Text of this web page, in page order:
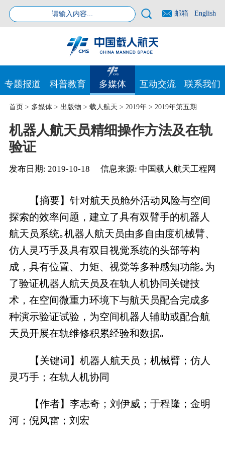
邮箱 English
专题报道 科普教育 多媒体 互动交流 联系我们
首页> 多媒体> 出版物 > 载人航天 > 2019年> 2019年第五期
机器人航天员精细操作方法及在轨
验证
发布日期: 2019-10-18 信息来源: 中国载人航天工程网
【摘要】针对航天员舱外活动风险与空间
探索的效率问题，建立了具有双臂手的机器人
航天员系统｡机器人航天员由多自由度机械臂、
仿人灵巧手及具有双目视觉系统的头部等构
成，具有位置、力矩、视觉等多种感知功能｡为
了验证机器人航天员及在轨人机协同关键技
术，在空间微重力环境下与航天员配合完成多
种演示验证试验，为空间机器人辅助或配合航
天员开展在轨维修积累经验和数据｡
【关键词】机器人航天员；机械臂；仿人
灵巧手；在轨人机协同
【作者】李志奇；刘伊威；于程隆；金明
河；倪风雷；刘宏